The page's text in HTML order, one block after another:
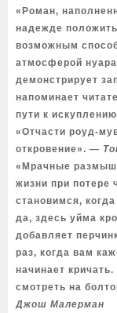
«Роман,
надежде
возможным
атмосферой
демонстрирует
напоминает
пути к
«Отчасти роуд-
откровение». ―
«Мрачные
жизни при потере
становимся,
да, здесь уйма
добавляет
раз, когда вам
начинает
смотреть на
Джош Малерман